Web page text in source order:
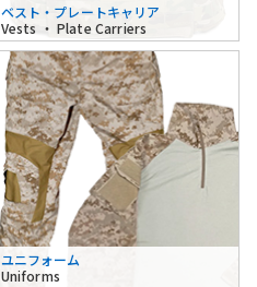
ベスト・プレートキャリア
Vests ・ Plate Carriers
ユニフォーム
Uniforms